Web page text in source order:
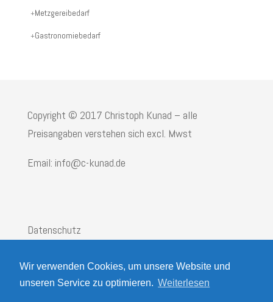
Wir verwenden Cookies, um unsere Website und
unseren Service zu optimieren. Weiterlesen
Metzgereibedarf
Gastronomiebedarf
Copyright © 2017 Christoph Kunad – alle
Preisangaben verstehen sich excl. Mwst
Email: info@c-kunad.de
Datenschutz
AGB